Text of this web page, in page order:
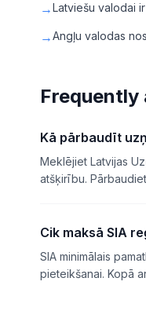
→Latviešu valodai
→Angļu valodas
Frequently
Kā pārbaudīt
Meklējiet Latvijas
atšķirību.
Cik maksā SIA
SIA minimālais
pieteikšanai. Kopā